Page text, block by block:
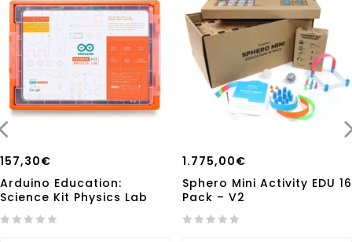
157,30€
Arduino Education:
Science Kit Physics Lab
1.775,00€
Sphero Mini Activity EDU 16
Pack – V2